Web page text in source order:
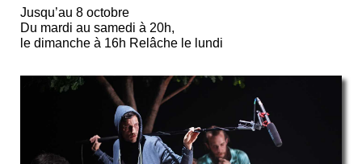
Jusqu’au 8 octobre
Du mardi au samedi à 20h,
le dimanche à 16h Relâche le lundi